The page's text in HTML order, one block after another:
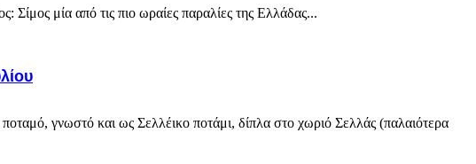
μία από τις πιο ωραίες παραλίες της Ελλάδας...
γνωστό και ως Σελλέικο ποτάμι, δίπλα στο χωριό Σελλάς (παλαιότερα